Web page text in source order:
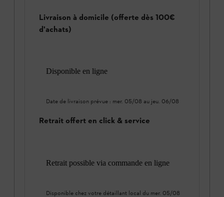
Livraison à domicile (offerte dès 100€
d'achats)
Disponible en ligne
Date de livraison prévue : mer. 05/08 au jeu. 06/08
Retrait offert en click & service
Retrait possible via commande en ligne
Disponible chez votre détaillant local du mer. 05/08